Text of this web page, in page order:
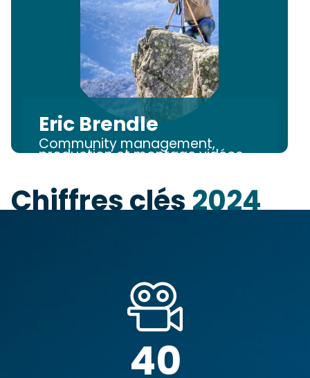
Eric Brendle
Community management,
production et montage vidéos
Chiffres clés2024
40